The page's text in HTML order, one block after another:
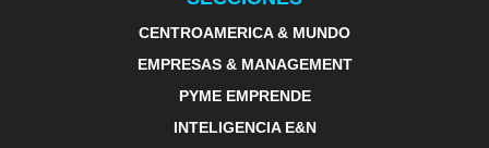
CENTROAMERICA & MUNDO
EMPRESAS & MANAGEMENT
PYME EMPRENDE
INTELIGENCIA E&N